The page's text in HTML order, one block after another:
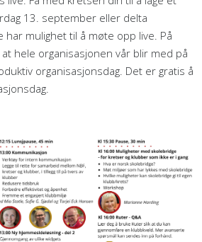
13. september eller delta
har mulighet til å møte opp live. På
hele organisasjonen vår blir med på
organisasjonsdag. Det er gratis å